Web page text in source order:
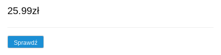
25.99zł
Sprawdź